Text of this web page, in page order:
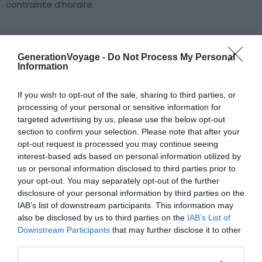
GenerationVoyage - Do Not Process My Personal
Information
If you wish to opt-out of the sale, sharing to third parties, or
processing of your personal or sensitive information for
targeted advertising by us, please use the below opt-out
section to confirm your selection. Please note that after your
opt-out request is processed you may continue seeing
interest-based ads based on personal information utilized by
us or personal information disclosed to third parties prior to
your opt-out. You may separately opt-out of the further
disclosure of your personal information by third parties on the
IAB’s list of downstream participants. This information may
also be disclosed by us to third parties on the IAB’s List of
Downstream Participants that may further disclose it to other
contrainte d’horaire.
Anafiotika : le cadre le plus inattendu